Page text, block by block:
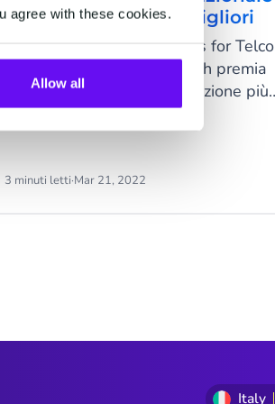
agree with these cookies.
Allow all
di CM.com sono le migliori
Con i Future Digital Awards for Telco
Innovation, Juniper Research premia
le soluzioni di telecomunicazione più
innovative e di grande impatto.
3 minuti letti·Mar 21, 2022
Italy